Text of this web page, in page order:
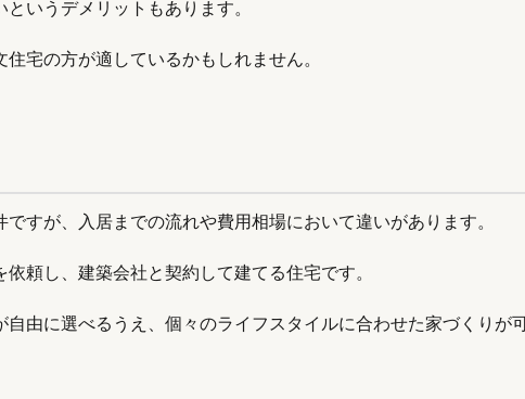
いうデメリットもあります。
宅の方が適しているかもしれません。
すが、入居までの流れや費用相場において違いがあります。
頼し、建築会社と契約して建てる住宅です。
由に選べるうえ、個々のライフスタイルに合わせた家づくりが